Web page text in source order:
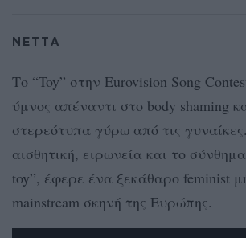
NETTA
Το “Toy” στην Eurovision Song
ύμνος απέναντι στο body shaming
στερεότυπα γύρω από τις
αισθητική, ειρωνεία και το
toy”, έφερε ένα ξεκάθαρο feminist
mainstream σκηνή της Ευρώπης.